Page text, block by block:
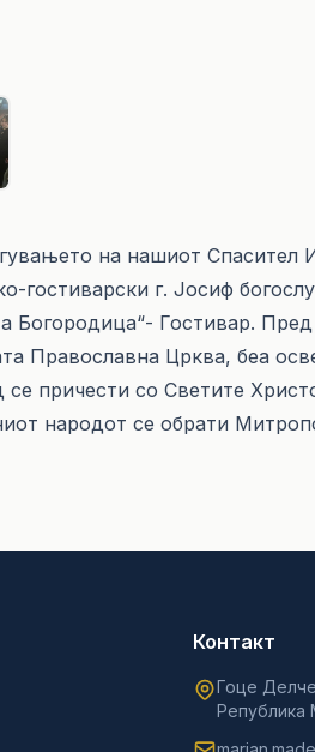
на нашиот Спасител
гостиварски г. Јосиф
Богородица“- Гостивар. Пред
Православна Црква, беа
причести со Светите
народот се обрати
Контакт
Гоце
Република